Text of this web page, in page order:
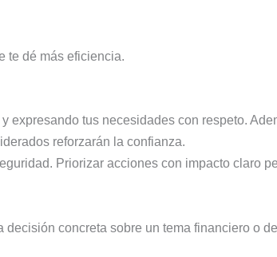
te dé más eficiencia.
expresando tus necesidades con respeto.
reforzarán la confianza.
Priorizar acciones con impacto claro
concreta sobre un tema financiero o